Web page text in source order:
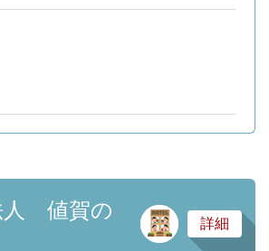
人 値賀の
サ
詳細